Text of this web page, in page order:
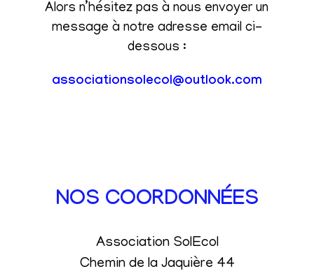
Alors n’hésitez pas à nous envoyer un
message à notre adresse email ci-
dessous :
associationsolecol@outlook.com
NOS COORDONNÉES
Association SolEcol
Chemin de la Jaquière 44